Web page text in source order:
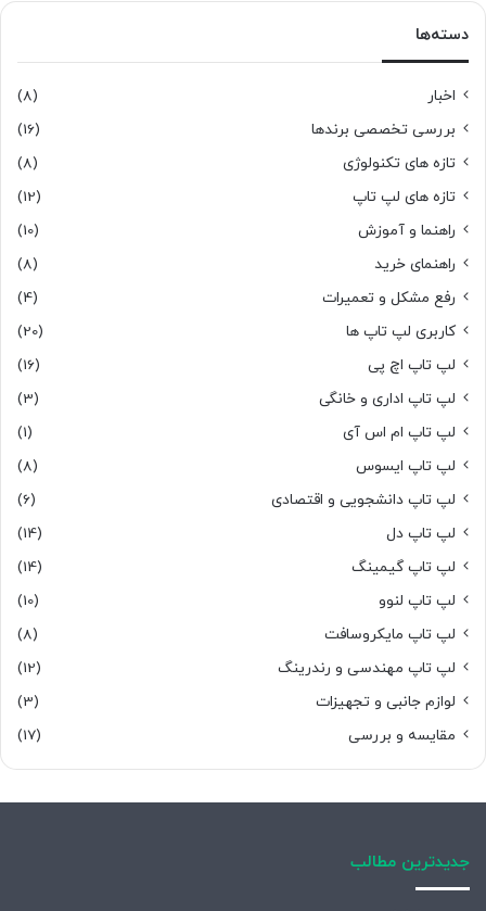
دسته‌ها
اخبار
(8)
بررسی تخصصی برندها
(16)
تازه های تکنولوژی
(8)
تازه های لپ تاپ
(12)
راهنما و آموزش
(10)
راهنمای خرید
(8)
رفع مشکل و تعمیرات
(4)
کاربری لپ تاپ ها
(20)
لپ تاپ اچ پی
(16)
لپ تاپ اداری و خانگی
(3)
لپ تاپ ام اس آی
(1)
لپ تاپ ایسوس
(8)
لپ تاپ دانشجویی و اقتصادی
(6)
لپ تاپ دل
(14)
لپ تاپ گیمینگ
(14)
لپ تاپ لنوو
(10)
لپ تاپ مایکروسافت
(8)
لپ تاپ مهندسی و رندرینگ
(12)
لوازم جانبی و تجهیزات
(3)
مقایسه و بررسی
(17)
جدیدترین مطالب